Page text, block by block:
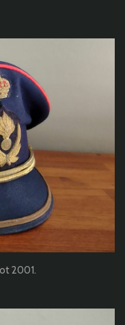
2001.